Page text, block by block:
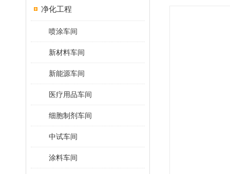
净化工程
喷涂车间
新材料车间
新能源车间
医疗用品车间
细胞制剂车间
中试车间
涂料车间